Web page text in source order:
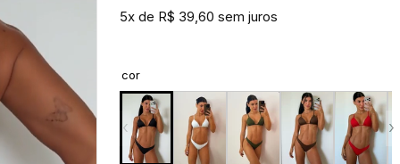
5x de R$ 39,60 sem juros
cor
‹ ›